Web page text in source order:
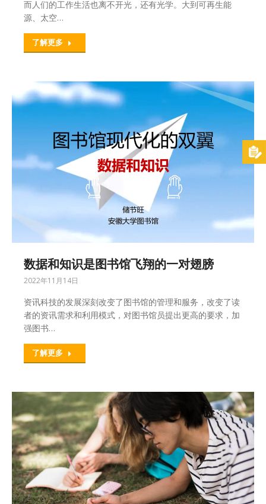
而人们的工作生活也离不开光，还有光学。大到可再生能
源、太空…
了解更多
数据和知识是图书馆飞翔的一对翅膀
2022年11月14日
资讯科技的发展深刻改变了图书馆的管理和服务，改变了读
者的资讯需求和利用模式，对图书馆员提出更高的要求，加
强图书…
了解更多